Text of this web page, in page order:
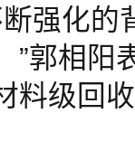
强化
”郭相阳
料级回